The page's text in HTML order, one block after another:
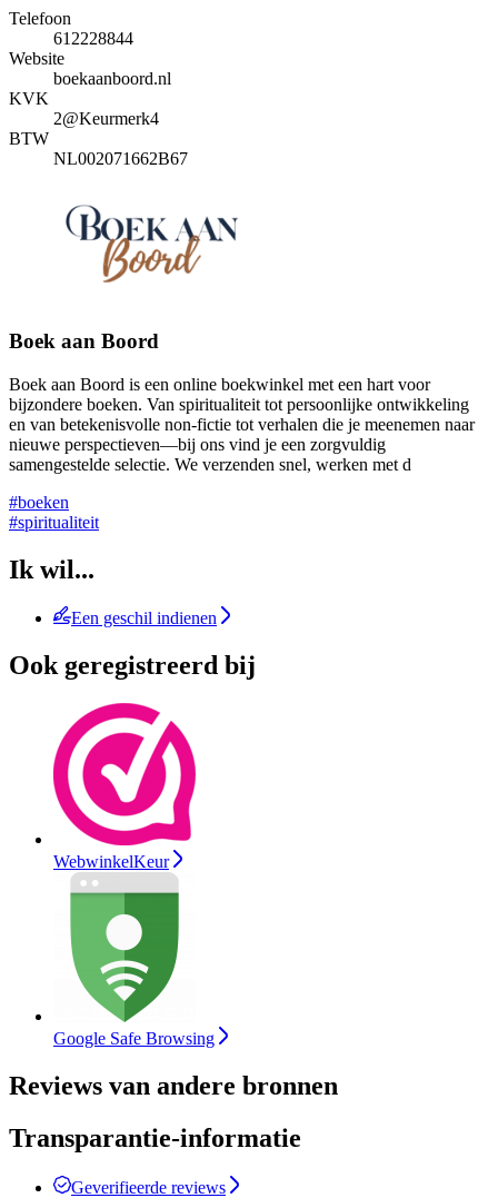
Telefoon
612228844
Website
boekaanboord.nl
KVK
2@Keurmerk4
BTW
NL002071662B67
Boek aan Boord
Boek aan Boord is een online boekwinkel met een hart voor
bijzondere boeken. Van spiritualiteit tot persoonlijke ontwikkeling
en van betekenisvolle non-fictie tot verhalen die je meenemen naar
nieuwe perspectieven—bij ons vind je een zorgvuldig
samengestelde selectie. We verzenden snel, werken met d
#boeken
#spiritualiteit
Ik wil...
Een geschil indienen
Ook geregistreerd bij
WebwinkelKeur
Google Safe Browsing
Reviews van andere bronnen
Transparantie-informatie
Geverifieerde reviews